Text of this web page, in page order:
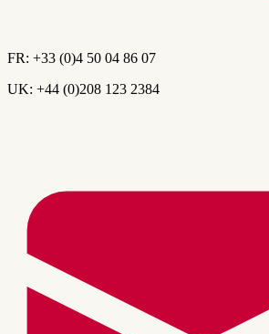
FR: +33 (0)4 50 04 86 07
UK: +44 (0)208 123 2384